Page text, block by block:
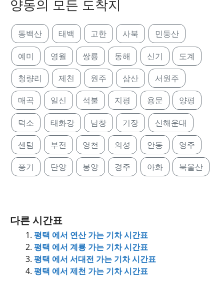
양동의 모든 도착지
동백산 태백 고한 사북 민둥산
예미 영월 쌍룡 동해 신기 도계
청량리 제천 원주 삼산 서원주
매곡 일신 석불 지평 용문 양평
덕소 태화강 남창 기장 신해운대
센텀 부전 영천 의성 안동 영주
풍기 단양 봉양 경주 아화 북울산
다른 시간표
평택 에서 연산 가는 기차 시간표
평택 에서 계룡 가는 기차 시간표
평택 에서 서대전 가는 기차 시간표
평택 에서 제천 가는 기차 시간표